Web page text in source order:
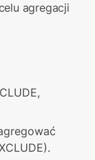
agregacji